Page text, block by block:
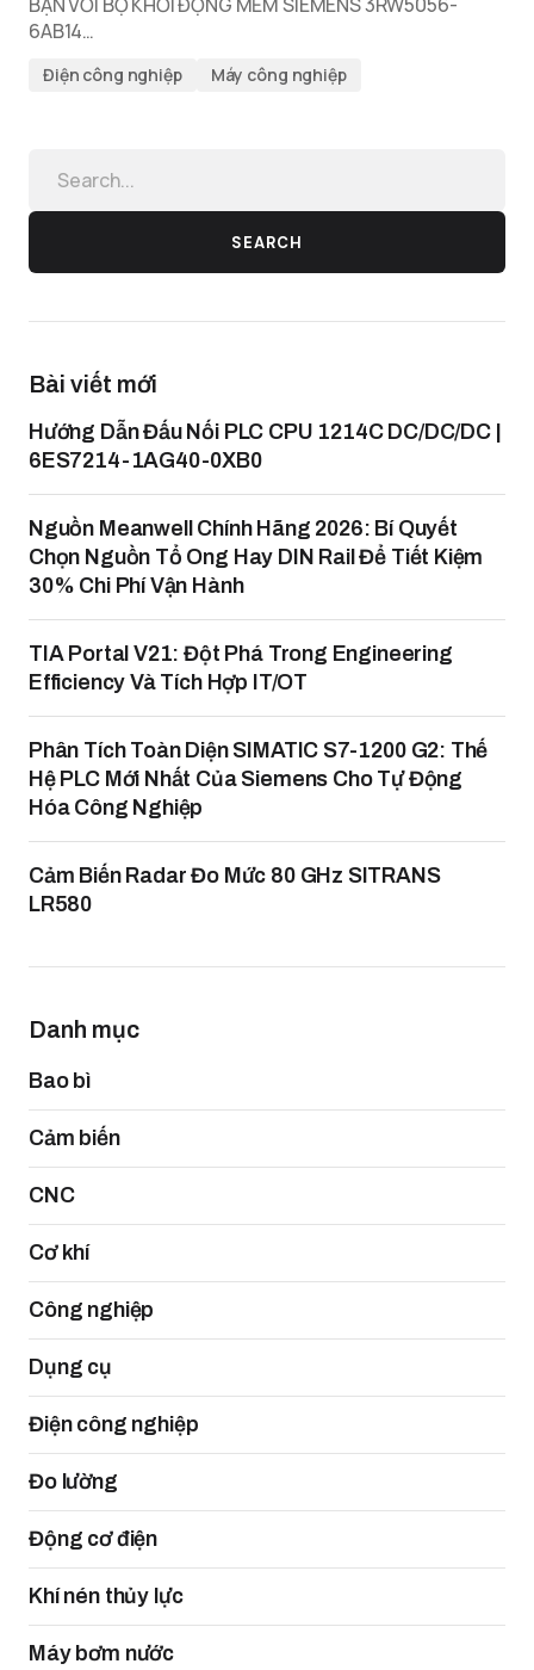
6AB14…
Điện công nghiệp Máy công nghiệp
SEARCH
Bài viết mới
Hướng Dẫn Đấu Nối PLC CPU 1214C DC/DC/DC |
6ES7214-1AG40-0XB0
Nguồn Meanwell Chính Hãng 2026: Bí Quyết
Chọn Nguồn Tổ Ong Hay DIN Rail Để Tiết Kiệm
30% Chi Phí Vận Hành
TIA Portal V21: Đột Phá Trong Engineering
Efficiency Và Tích Hợp IT/OT
Phân Tích Toàn Diện SIMATIC S7-1200 G2: Thế
Hệ PLC Mới Nhất Của Siemens Cho Tự Động
Hóa Công Nghiệp
Cảm Biến Radar Đo Mức 80 GHz SITRANS
LR580
Danh mục
Bao bì
Cảm biến
CNC
Cơ khí
Công nghiệp
Dụng cụ
Điện công nghiệp
Đo lường
Động cơ điện
Khí nén thủy lực
Máy bơm nước